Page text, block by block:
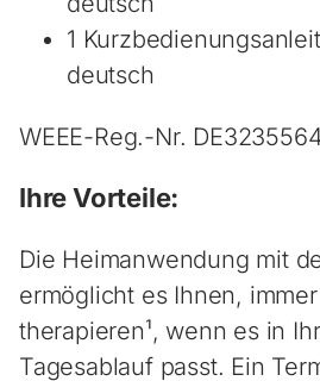
1
deutsch
WEEE-Reg.-Nr.
Ihre Vorteile:
Die Heimanwendung mit
ermöglicht es Ihnen,
therapieren¹, wenn es in
Tagesablauf passt. Ein